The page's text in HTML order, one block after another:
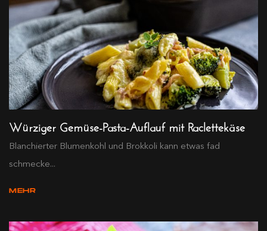
Würziger Gemüse-Pasta-Auflauf mit Raclettekäse
Blanchierter Blumenkohl und Brokkoli kann etwas fad
schmecke...
MEHR